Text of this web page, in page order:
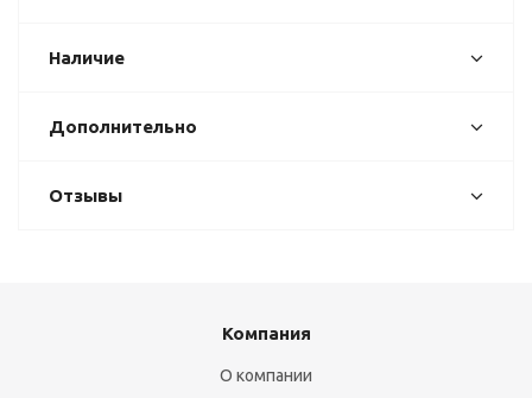
Наличие
Дополнительно
Отзывы
Компания
О компании